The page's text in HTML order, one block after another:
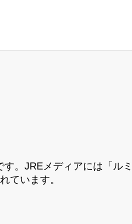
。JREメディアには「ル
ています。